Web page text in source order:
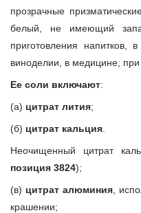
прозрачные
белый, не имеющий
приготовления напитков,
виноделии, в медицине, при
Ее соли включают:
(а) цитрат лития;
(б) цитрат кальция
Неочищенный цитрат
позиция 3824);
(в) цитрат алюминия ,
крашении;